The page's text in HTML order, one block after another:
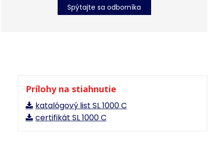
Spýtajte sa odborníka
Prílohy na stiahnutie
katalógový list SL 1000 C
certifikát SL 1000 C